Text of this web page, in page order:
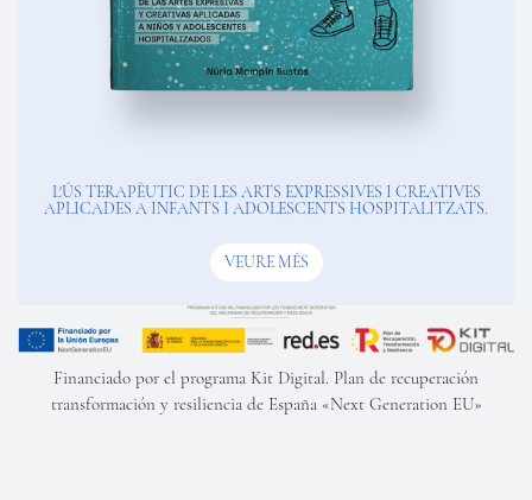
L'ÚS TERAPÈUTIC DE LES ARTS EXPRESSIVES I CREATIVES
APLICADES A INFANTS I ADOLESCENTS HOSPITALITZATS.
VEURE MÉS
Financiado por el programa Kit Digital. Plan de recuperación
transformación y resiliencia de España «Next Generation EU»